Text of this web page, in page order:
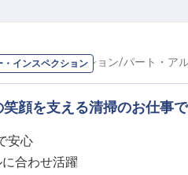
・インスペクション
ー・インスペクション/パート・ア
顔を支える清掃のお仕事で
安心
合わせ活躍